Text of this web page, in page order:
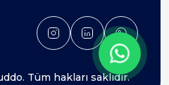
Tüm hakları saklıdır.